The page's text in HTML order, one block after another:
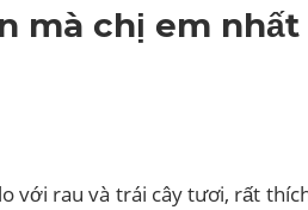
mà chị em
với rau và trái cây tươi, rất